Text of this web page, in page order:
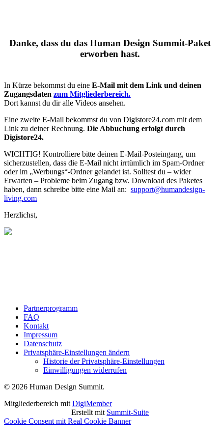
Danke, dass du das Human Design Summit-Paket
erworben hast.
In Kürze bekommst du eine E-Mail mit dem Link und deinen
Zugangsdaten zum Mitgliederbereich.
Dort kannst du dir alle Videos ansehen.
Eine zweite E-Mail bekommst du von Digistore24.com mit dem
Link zu deiner Rechnung. Die Abbuchung erfolgt durch
Digistore24.
WICHTIG! Kontrolliere bitte deinen E-Mail-Posteingang, um
sicherzustellen, dass die E-Mail nicht irrtümlich im Spam-Ordner
oder im „Werbungs“-Ordner gelandet ist. Solltest du – wider
Erwarten – Probleme beim Zugang bzw. Download des Paketes
haben, dann schreibe bitte eine Mail an: support@humandesign-
living.com
Herzlichst,
Partnerprogramm
FAQ
Kontakt
Impressum
Datenschutz
Privatsphäre-Einstellungen ändern
Historie der Privatsphäre-Einstellungen
Einwilligungen widerrufen
© 2026 Human Design Summit.
Mitgliederbereich mitDigiMember
Erstellt mit Summit-Suite
Cookie Consent mit Real Cookie Banner